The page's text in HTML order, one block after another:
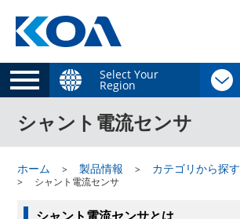
Select Your
Region
シャント電流センサ
ホーム 製品情報 カテゴリから探す
シャント電流センサ